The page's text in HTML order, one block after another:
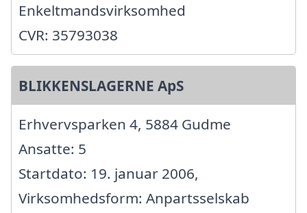
Enkeltmandsvirksomhed
CVR: 35793038
BLIKKENSLAGERNE ApS
Erhvervsparken 4, 5884 Gudme
Ansatte: 5
Startdato: 19. januar 2006,
Virksomhedsform: Anpartsselskab